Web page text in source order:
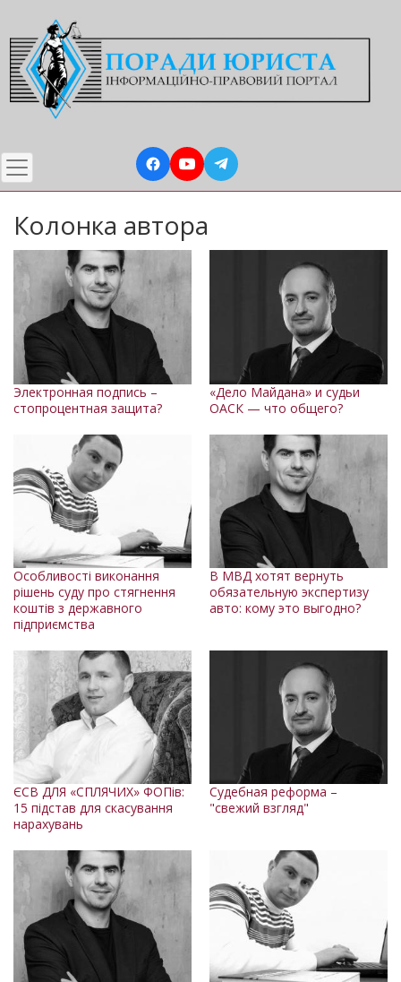
до
основного
вмісту
Колонка автора
Электронная подпись –
стопроцентная защита?
«Дело Майдана» и судьи
ОАСК — что общего?
Особливості виконання
рішень суду про стягнення
коштів з державного
підприємства
В МВД хотят вернуть
обязательную экспертизу
авто: кому это выгодно?
ЄСВ ДЛЯ «СПЛЯЧИХ» ФОПів:
15 підстав для скасування
нарахувань
Судебная реформа –
"свежий взгляд"